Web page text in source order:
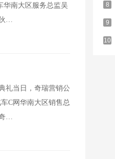
8
9
10
华南大区服务总监吴
…
礼当日，奇瑞营销公
C网华南大区销售总
…